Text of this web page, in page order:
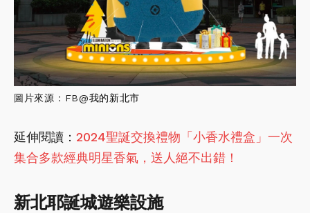
圖片來源：FB@我的新北市
延伸閱讀： 2024聖誕交換禮物「小香水禮盒」一次
集合多款經典明星香氣，送人絕不出錯！
新北耶誕城遊樂設施